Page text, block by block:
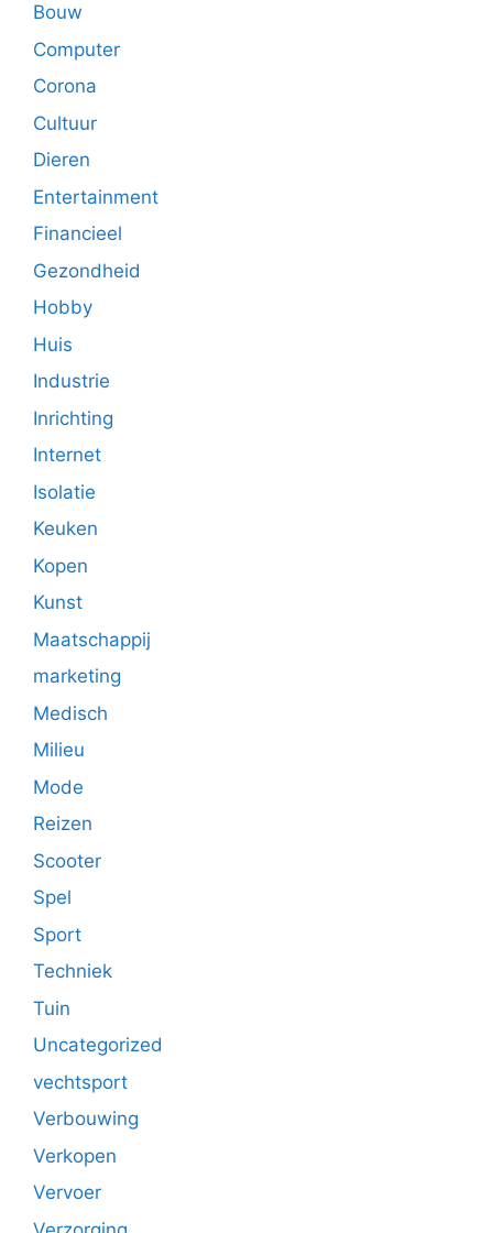
Bouw
Computer
Corona
Cultuur
Dieren
Entertainment
Financieel
Gezondheid
Hobby
Huis
Industrie
Inrichting
Internet
Isolatie
Keuken
Kopen
Kunst
Maatschappij
marketing
Medisch
Milieu
Mode
Reizen
Scooter
Spel
Sport
Techniek
Tuin
Uncategorized
vechtsport
Verbouwing
Verkopen
Vervoer